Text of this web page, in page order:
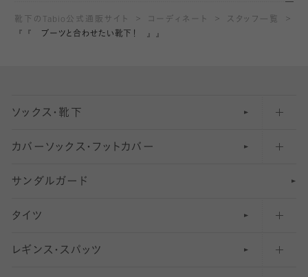
靴下のTabio公式通販サイト コーディネート
スタッフ一覧
『『 ブーツと合わせたい靴下！ 』』
ソックス・靴下
五本指ソックス・靴下
足袋ソックス・靴下
無地・プレーンソックス・靴下
柄ソックス・靴下
カバーソックス・フットカバー
フットカバー・カバーソックス（深め）
フットカバー・カバーソックス（ふつう）
フットカバー・カバーソックス（浅め）
サンダルガード
タイツ
30デニール以下のタイツ（薄手タイツ）
レギンス・スパッツ